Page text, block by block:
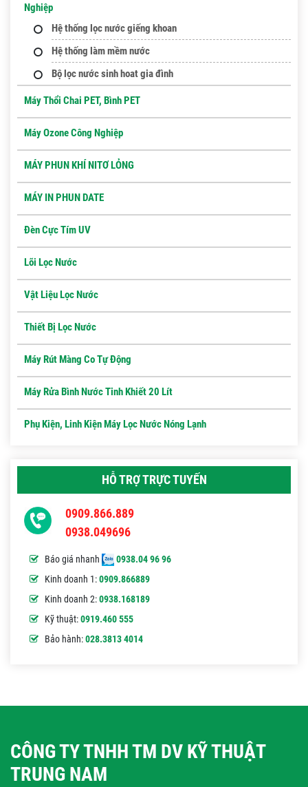
Nghiệp
Hệ thống lọc nước giếng khoan
Hệ thống làm mềm nước
Bộ lọc nước sinh hoat gia đình
Máy Thổi Chai PET, Bình PET
Máy Ozone Công Nghiệp
MÁY PHUN KHÍ NITƠ LỎNG
MÁY IN PHUN DATE
Đèn Cực Tím UV
Lõi Lọc Nước
Vật Liệu Lọc Nước
Thiết Bị Lọc Nước
Máy Rút Màng Co Tự Động
Máy Rửa Bình Nước Tinh Khiết 20 Lít
Phụ Kiện, Linh Kiện Máy Lọc Nước Nóng Lạnh
HỖ TRỢ TRỰC TUYẾN
0909.866.889
0938.049696
Báo giá nhanh
0938.04 96 96
Kinh doanh 1:0909.866889
Kinh doanh 2:0938.168189
Kỹ thuật:0919.460 555
Bảo hành:028.3813 4014
CÔNG TY TNHH TM DV KỸ THUẬT
TRUNG NAM